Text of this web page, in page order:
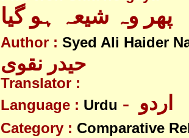
Author : Syed Ali Haider
حیدر نقوی
Translator :
Language : Urdu
Category : Comparative